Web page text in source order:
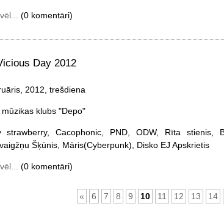
(0 komentāri)
Day 2012
2012, trešdiena
klubs "Depo"
strawberry, Cacophonic, PND, ODW, Rīta stienis,
Šķūnis, Māris(Cyberpunk), Disko EJ Apskrietis
(0 komentāri)
« 6 7 8 9 10 11 12 13 14